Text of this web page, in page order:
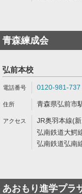
青森練成会
弘前本校
0120-981-737
青森県弘前市
JR奥羽本線(
弘南鉄道大鰐
弘南鉄道弘南
あおもり進学プラ